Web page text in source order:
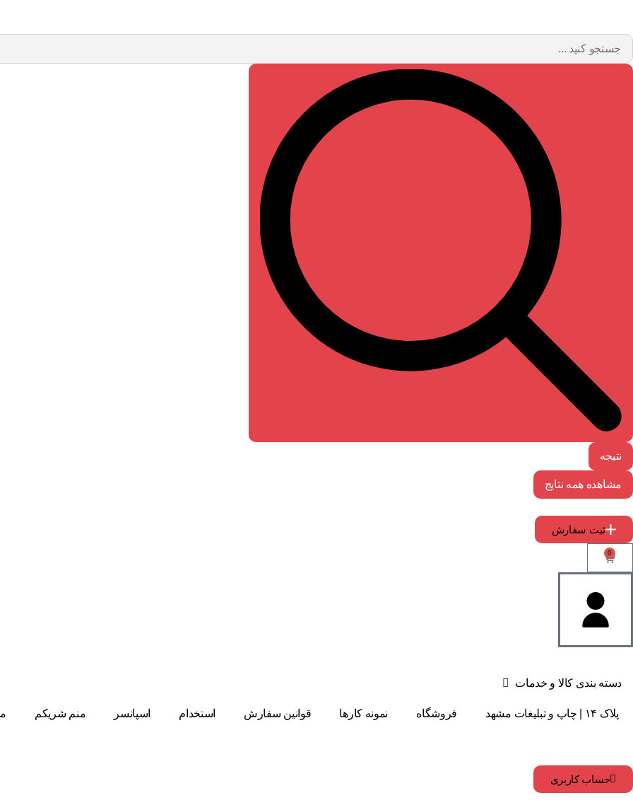
نتیجه
مشاهده همه نتایج
ثبت سفارش
0
دسته بندی کالا و خدمات
پلاک ۱۴ | چاپ و تبلیغات مشهد فروشگاه نمونه کارها قوانین سفارش استخدام اسپانسر منم شریکم
حساب کاربری